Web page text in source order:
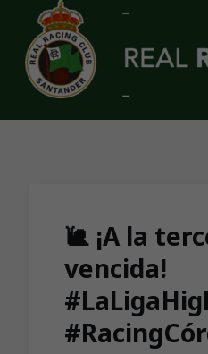
Skip to main content
🐌 ¡A la
vencida!